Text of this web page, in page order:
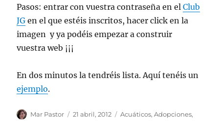
Pasos: entrar con vuestra contraseña en elClub
JG en el que estéis inscritos, hacer click en la
imagen y ya podéis empezar a construir
vuestra web ¡¡¡
En dos minutos la tendréis lista. Aquí tenéis un
ejemplo.
Autor
Mar Pastor
Publicado
21 abril, 2012 Categorías
Acuáticos,Adopciones,